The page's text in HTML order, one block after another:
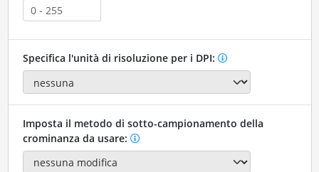
Specifica l'unità di risoluzione per i DPI:
Imposta il metodo di sotto-campionamento della
crominanza da usare: